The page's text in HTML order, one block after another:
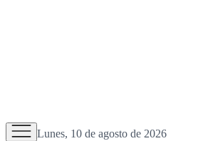
Lunes, 10 de agosto de 2026